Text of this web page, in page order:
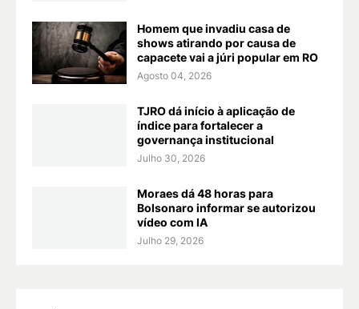
Homem que invadiu casa de
shows atirando por causa de
capacete vai a júri popular em RO
Agosto 04, 2026
TJRO dá início à aplicação de
índice para fortalecer a
governança institucional
Julho 30, 2026
Moraes dá 48 horas para
Bolsonaro informar se autorizou
vídeo com IA
Julho 29, 2026